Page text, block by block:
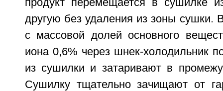
продукт перемещается в сушилке
другую без удаления из зоны сушки.
с массовой долей основного
иона 0,6% через шнек-холодильник
из сушилки и затаривают в
Сушилку тщательно зачищают от